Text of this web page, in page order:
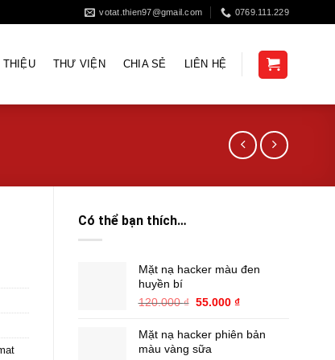
votat.thien97@gmail.com 0769.111.229
THƯ VIỆN CHIA SẺ LIÊN HỆ
Có thể bạn thích…
Mặt nạ hacker màu đen
huyền bí
120.000₫ Giá
là:
120.000 ₫.
55.000 ₫Giá
tại
Mặt nạ hacker phiên bản
màu vàng sữa